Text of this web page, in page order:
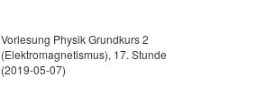
Vorlesung Physik Grundkurs 2
(Elektromagnetismus), 17. Stunde
(2019-05-07)